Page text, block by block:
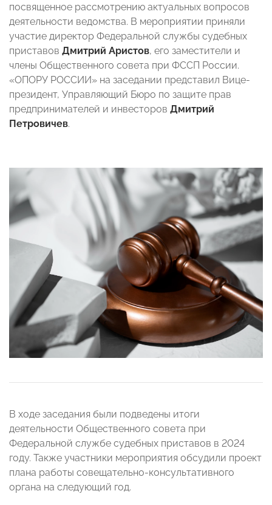
посвященное рассмотрению актуальных вопросов
деятельности ведомства. В мероприятии приняли
участие директор Федеральной службы судебных
приставов Дмитрий Аристов, его заместители и
члены Общественного совета при ФССП России.
«ОПОРУ РОССИИ» на заседании представил Вице-
президент, Управляющий Бюро по защите прав
предпринимателей и инвесторов Дмитрий
Петровичев.
В ходе заседания были подведены итоги
деятельности Общественного совета при
Федеральной службе судебных приставов в 2024
году. Также участники мероприятия обсудили проект
плана работы совещательно-консультативного
органа на следующий год.